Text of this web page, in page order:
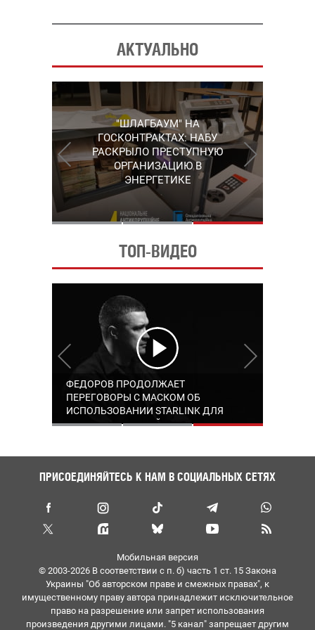
АКТУАЛЬНО
"КАРЛСОН" С
ГРУШЕВСКОГО: НАБУ
ВЫШЛО НА ОДНОГО ИЗ
РУКОВОДИТЕЛЕЙ
КОРРУПЦИОННОЙ СХЕМЫ
В ЭНЕРГЕТИКЕ
СЕРГЕЙ ПУШКАРЬ,
УПОМЯНУТЫЙ В "ПЛЕНКАХ
МИНДИЧА", ПОКИНУЛ
УКРАИНУ
"ШЛАГБАУМ" НА
ГОСКОНТРАКТАХ: НАБУ
РАСКРЫЛО ПРЕСТУПНУЮ
ОРГАНИЗАЦИЮ В
ЭНЕРГЕТИКЕ
ТОП-ВИДЕО
"ТОЧНОЕ ПОПАДАНИЕ БЕЗ
ОТКЛОНЕНИЯ ОТ КУРСА": ФЕДОРОВ
НАМЕКНУЛ НА "САПСАН" И СООБЩИЛ
ПОДРОБНОСТИ УСПЕШНОГО
МОЩНЫЙ ВЗРЫВ В МОСКВЕ,
УКРАИНСКАЯ БАЛЛИСТИКА И
МОРСКИЕ ДРОНЫ ВБЛИЗИ ЯЛТЫ –
ХРОНИКА 1626-ГО ДНЯ ВЕЛИКОЙ
ФЕДОРОВ ПРОДОЛЖАЕТ
ПЕРЕГОВОРЫ С МАСКОМ ОБ
ИСПОЛЬЗОВАНИИ STARLINK ДЛЯ
ПОРАЖЕНИЯ ЦЕЛЕЙ В РФ
ПРИСОЕДИНЯЙТЕСЬ К НАМ В СОЦИАЛЬНЫХ СЕТЯХ
Мобильная версия
© 2003-2026 В соответствии с п. б) часть 1 ст. 15 Закона
Украины "Об авторском праве и смежных правах", к
имущественному праву автора принадлежит исключительное
право на разрешение или запрет использования
произведения другими лицами. "5 канал" запрещает другим